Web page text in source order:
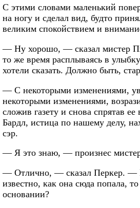
С этими словами маленький
на ногу и сделал вид, будто
великим спокойствием и
— Ну хорошо, — сказал мистер
то же время расплываясь в
хотели сказать. Должно быть,
— С некоторыми изменениями,
некоторыми изменениями,
сложив газету и снова спрятав
Бардл, истица по нашему делу,
сэр.
— Я это знаю, — произнес
— Отлично, — сказал Перкер. —
известно, как она сюда попала,
основании?